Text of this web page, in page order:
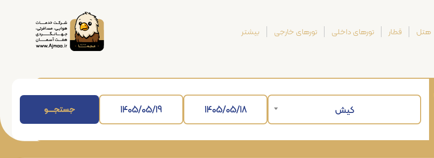
هتل قطار تورهای داخلی تورهای خارجی بیشتر
کیش جستجــــــو